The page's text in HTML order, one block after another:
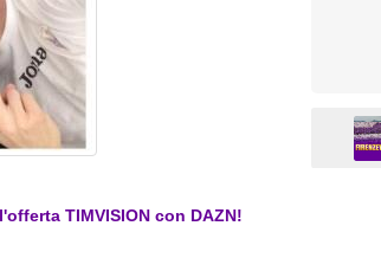
TIMVISION con DAZN!